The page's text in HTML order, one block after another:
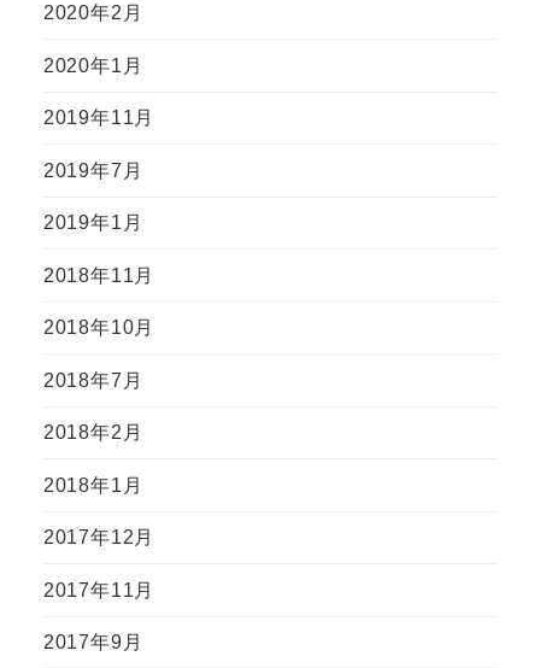
2020年2月
2020年1月
2019年11月
2019年7月
2019年1月
2018年11月
2018年10月
2018年7月
2018年2月
2018年1月
2017年12月
2017年11月
2017年9月